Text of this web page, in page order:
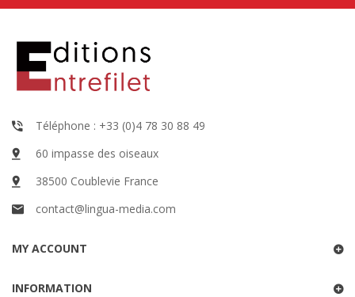
Téléphone : +33 (0)4 78 30 88 49
60 impasse des oiseaux
38500 Coublevie France
contact@lingua-media.com
MY ACCOUNT
INFORMATION